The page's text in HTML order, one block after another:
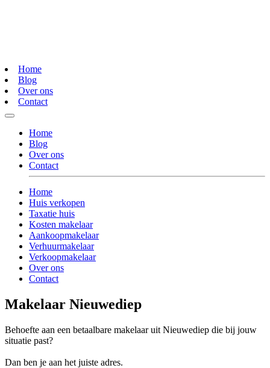
Home
Blog
Over ons
Contact
Home
Blog
Over ons
Contact
Home
Huis verkopen
Taxatie huis
Kosten makelaar
Aankoopmakelaar
Verhuurmakelaar
Verkoopmakelaar
Over ons
Contact
Makelaar Nieuwediep
Behoefte aan een betaalbare makelaar uit Nieuwediep die bij jouw
situatie past?
Dan ben je aan het juiste adres.